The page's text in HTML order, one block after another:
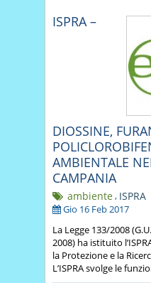
ISPRA –
DIOSSINE,
AMBIENTALE
CAMPANIA
ambiente, ISPRA
Gio 16 Feb 2017
La Legge 133/2008
2008) ha istituito
la Protezione e la
L’ISPRA svolge le